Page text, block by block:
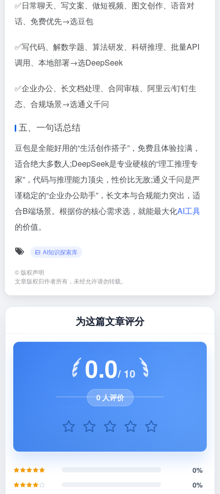
✅日常聊天、写文案、做短视频、图文创作、语音对
话、免费优先→选豆包
✅写代码、解数学题、算法研发、科研推理、批量API
调用、本地部署→选DeepSeek
✅企业办公、长文档处理、合同审核、阿里云/钉钉生
态、合规场景→选通义千问
五、一句话总结
豆包是全能好用的“生活创作搭子”，免费且体验拉满，
适合绝大多数人;DeepSeek是专业硬核的“理工推理专
家”，代码与推理能力顶尖，性价比无敌;通义千问是严
谨稳定的“企业办公助手”，长文本与合规能力突出，适
合B端场景。根据你的核心需求选，就能最大化AI工具
的价值。
AI知识探索库
© 版权声明
文章版权归作者所有，未经允许请勿转载。
为这篇文章评分
0.0/ 10
0 人评价
0%
0%